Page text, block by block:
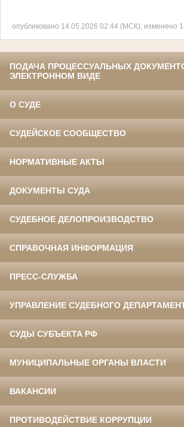
опубликовано 14.05.2026 02:44 (МСК), изменено
ПОДАЧА ПРОЦЕССУАЛЬНЫХ
ЭЛЕКТРОННОМ ВИДЕ
О СУДЕ
СУДЕЙСКОЕ СООБЩЕСТВО
НОРМАТИВНЫЕ АКТЫ
ДОКУМЕНТЫ СУДА
СУДЕБНОЕ ДЕЛОПРОИЗВОДСТВО
СПРАВОЧНАЯ ИНФОРМАЦИЯ
ПРЕСС-СЛУЖБА
УПРАВЛЕНИЕ СУДЕБНОГО
СУДЫ СУБЪЕКТА РФ
МУНИЦИПАЛЬНЫЕ ОРГАНЫ ВЛАСТИ
ВАКАНСИИ
ПРОТИВОДЕЙСТВИЕ КОРРУПЦИИ